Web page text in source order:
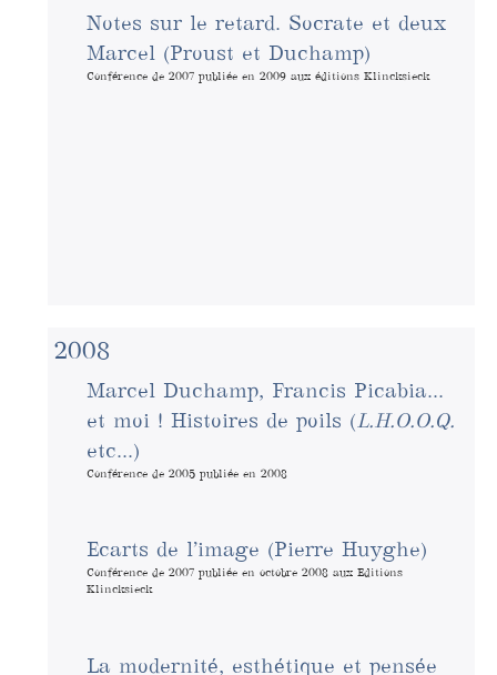
Notes sur le retard. Socrate et deux
Marcel (Proust et Duchamp)
Conférence de 2007 publiée en 2009 aux éditions Klincksieck
2008
Marcel Duchamp, Francis Picabia...
et moi ! Histoires de poils (L.H.O.O.Q.
etc...)
Conférence de 2005 publiée en 2008
Ecarts de l’image (Pierre Huyghe)
Conférence de 2007 publiée en octobre 2008 aux Editions
Klincksieck
La modernité, esthétique et pensée